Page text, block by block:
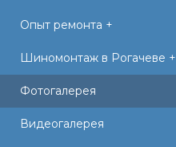
Опыт ремонта +
Шиномонтаж в Рогачеве +
Фотогалерея
Видеогалерея